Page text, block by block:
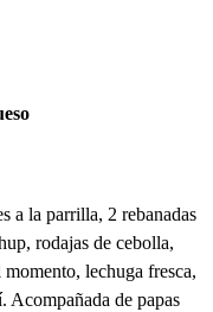
a la parrilla, 2 rebanadas
rodajas de cebolla,
momento, lechuga fresca,
Acompañada de papas